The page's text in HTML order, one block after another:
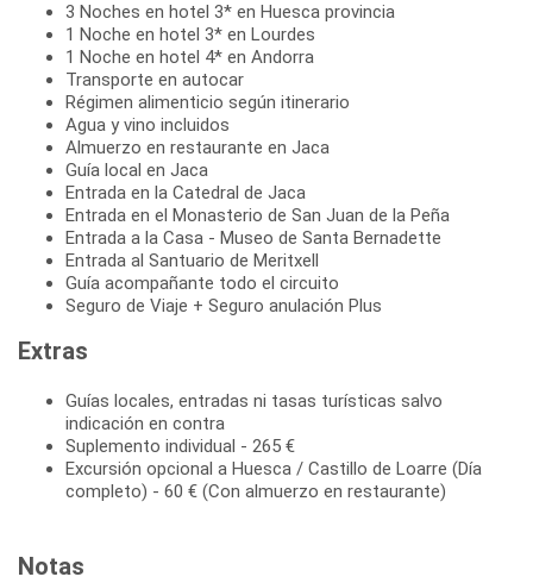
3 Noches en hotel 3* en Huesca provincia
1 Noche en hotel 3* en Lourdes
1 Noche en hotel 4* en Andorra
Transporte en autocar
Régimen alimenticio según itinerario
Agua y vino incluidos
Almuerzo en restaurante en Jaca
Guía local en Jaca
Entrada en la Catedral de Jaca
Entrada en el Monasterio de San Juan de la Peña
Entrada a la Casa - Museo de Santa Bernadette
Entrada al Santuario de Meritxell
Guía acompañante todo el circuito
Seguro de Viaje + Seguro anulación Plus
Extras
Guías locales, entradas ni tasas turísticas salvo
indicación en contra
Suplemento individual - 265 €
Excursión opcional a Huesca / Castillo de Loarre (Día
completo) - 60 € (Con almuerzo en restaurante)
Notas